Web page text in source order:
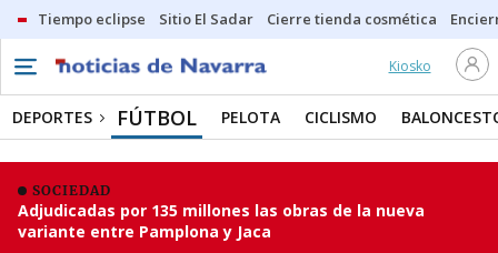
Tiempo eclipse Sitio El Sadar Cierre tienda cosmética
Kiosko
DEPORTES FÚTBOL PELOTA CICLISMO
SOCIEDAD
Adjudicadas por 135 millones las obras de la nueva
variante entre Pamplona y Jaca